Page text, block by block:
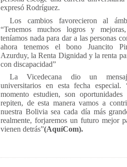
expresó Rodríguez.
Los cambios favorecieron al
“Tenemos muchos logros y
teníamos nada para dar a las personas
ahora tenemos el bono Juancito
Azurduy, la Renta Dignidad y la renta
con discapacidad”
La Vicedecana dio un
universitarios en esta fecha
momento estudien, son
repiten, de esta manera vamos a
nuestra Bolivia sea cada día más
realmente, forjaremos un futuro mejor
vienen detrás”(AquíCom).